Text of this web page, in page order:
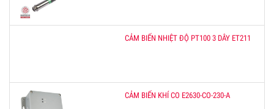
CẢM BIẾN NHIỆT ĐỘ PT100 3 DÂY ET211
CẢM BIẾN KHÍ CO E2630-CO-230-A